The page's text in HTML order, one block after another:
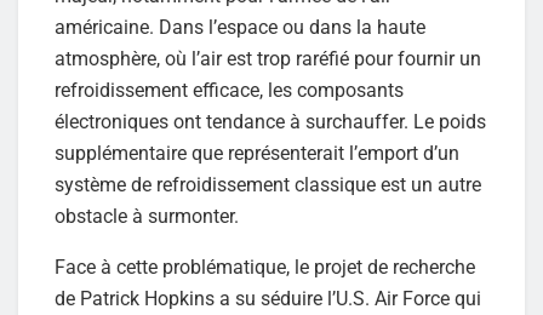
américaine. Dans l’espace ou dans la haute
atmosphère, où l’air est trop raréfié pour fournir un
refroidissement efficace, les composants
électroniques ont tendance à surchauffer. Le poids
supplémentaire que représenterait l’emport d’un
système de refroidissement classique est un autre
obstacle à surmonter.
Face à cette problématique, le projet de recherche
de Patrick Hopkins a su séduire l’U.S. Air Force qui